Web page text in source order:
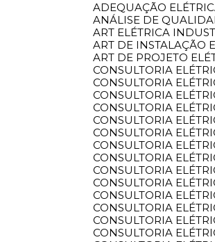
ADEQUAÇÃO
ANÁLISE DE
ART ELÉTRICA
ART DE INSTALAÇÃO
ART DE PROJETO
CONSULTORIA
CONSULTORIA
CONSULTORIA
CONSULTORIA
CONSULTORIA
CONSULTORIA
CONSULTORIA
CONSULTORIA
CONSULTORIA
CONSULTORIA
CONSULTORIA
CONSULTORIA
CONSULTORIA
CONSULTORIA